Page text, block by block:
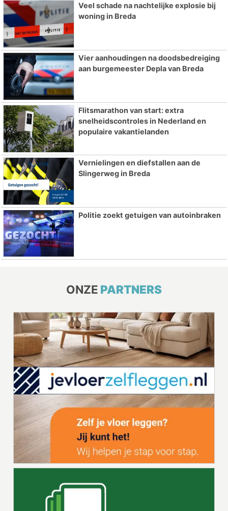
Veel schade na nachtelijke explosie bij
woning in Breda
Vier aanhoudingen na doodsbedreiging
aan burgemeester Depla van Breda
Flitsmarathon van start: extra
snelheidscontroles in Nederland en
populaire vakantielanden
Vernielingen en diefstallen aan de
Slingerweg in Breda
Politie zoekt getuigen van autoinbraken
ONZE PARTNERS